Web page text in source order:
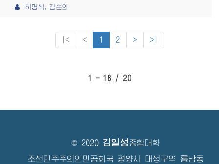
허명식, 김순의
|< < 1 2 > >|
1 - 18 / 20
© 2020 김일성종합대학
조선민주주의인민공화국 평양시 대성구역 룡남동